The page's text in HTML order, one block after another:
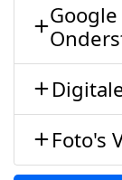
Foto's